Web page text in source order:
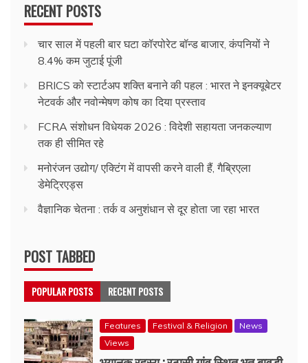
RECENT POSTS
चार साल में पहली बार घटा कॉरपोरेट बॉन्ड बाजार, कंपनियों ने
8.4% कम जुटाई पूंजी
BRICS को स्टार्टअप शक्ति बनाने की पहल : भारत ने इनक्यूबेटर
नेटवर्क और नवोन्मेषण कोष का दिया प्रस्ताव
FCRA संशोधन विधेयक 2026 : विदेशी सहायता जनकल्याण
तक ही सीमित रहे
मनोरंजन उद्योग/ एक्टिंग में वापसी करने वाली हैं, गैब्रिएला
डेमेट्रिएड्स
वैज्ञानिक चेतना : तर्क व अनुशंधान से दूर होता जा रहा भारत
POST TABBED
POPULAR POSTS RECENT POSTS
Features Festival & Religion
News
Views